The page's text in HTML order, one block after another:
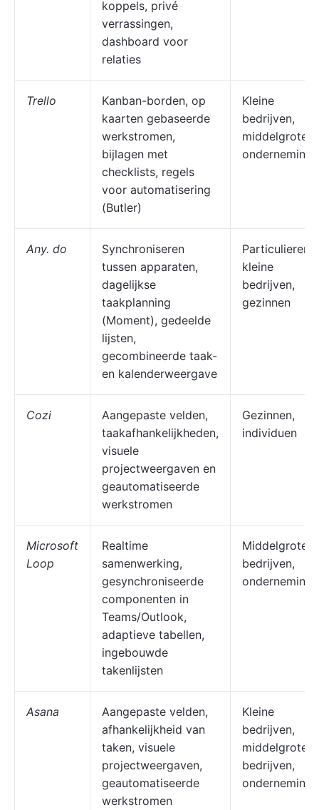
koppels, privé
verrassingen,
dashboard voor
relaties
Trello
Kanban-borden, op
kaarten gebaseerde
werkstromen,
bijlagen met
checklists, regels
voor automatisering
(Butler)
Kleine
bedrijven,
middelgrote
Any. do
Synchroniseren
tussen apparaten,
dagelijkse
taakplanning
(Moment), gedeelde
lijsten,
gecombineerde taak-
en kalenderweergave
Particulieren,
kleine
bedrijven,
gezinnen
Cozi
Aangepaste velden,
taakafhankelijkheden,
visuele
projectweergaven en
geautomatiseerde
werkstromen
Gezinnen,
individuen
Microsoft
Loop
Realtime
samenwerking,
gesynchroniseerde
componenten in
Teams/Outlook,
adaptieve tabellen,
ingebouwde
takenlijsten
Middelgrote
bedrijven,
Asana
Aangepaste velden,
afhankelijkheid van
taken, visuele
projectweergaven,
geautomatiseerde
werkstromen
Kleine
bedrijven,
middelgrote
bedrijven,